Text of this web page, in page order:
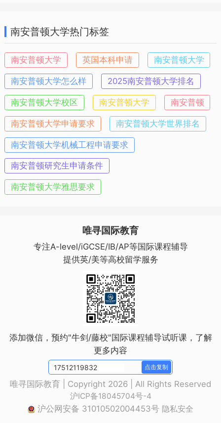
南安普顿大学热门标签
南安普顿大学 英国本科申请 南安普顿大学
南安普顿大学怎么样 2025南安普顿大学排名
​南安普顿大学校区 ​南安普顿大学 ​南安普顿
​南安普顿大学申请要求 南安普顿大学世界排名
南安普顿大学机械工程申请要求
南安普顿研究生申请条件
南安普顿大学雅思要求
唯寻国际教育
专注A-level/iGCSE/IB/AP等国际课程辅导
提供英/美等高校留学服务
添加微信，预约"牛剑/藤校"国际课程辅导试听课，了解
更多内容
点击复制
唯寻国际教育 | Copyright 2026 | All Rights Reserved
沪ICP备18045704号-4
沪公网安备 31010502004453号 隐私安全